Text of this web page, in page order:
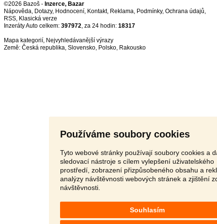
Používáme soubory cookies
Tyto webové stránky používají soubory cookies a
sledovací nástroje s cílem vylepšení uživatelského
prostředí, zobrazení přizpůsobeného obsahu a
analýzy návštěvnosti webových stránek a zjištění
návštěvnosti.
Souhlasím
©2026 Bazoš - Inzerce, Bazar
Nápověda, Dotazy, Hodnocení, Kontakt, Reklama, Podmínky, Ochrana údajů,
RSS,
Inzeráty Auto celkem: 397972, za 24 hodin: 18317
Mapa kategorií, Nejvyhledávanější výrazy
Země: Česká republika, Slovensko, Polsko, Rakousko